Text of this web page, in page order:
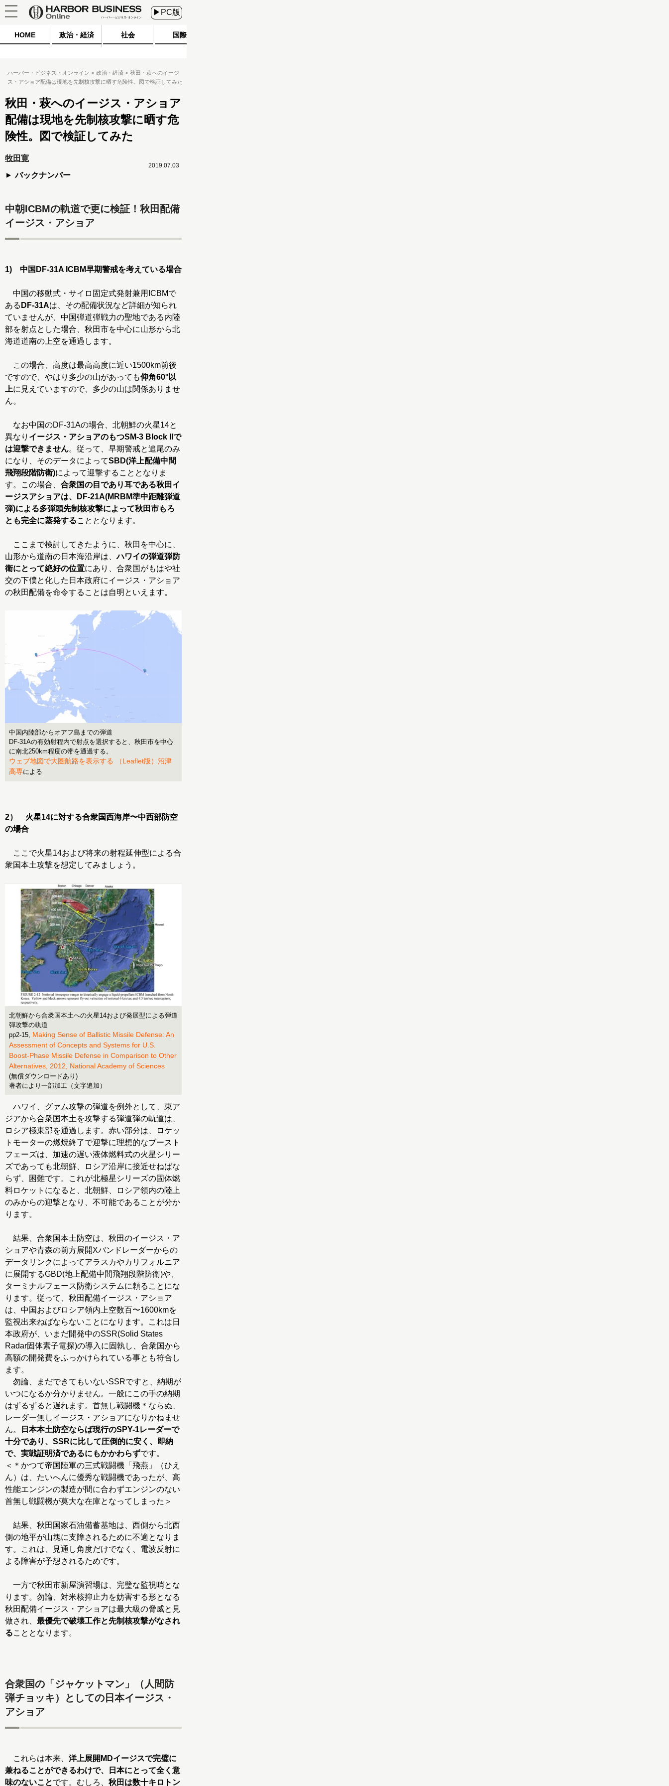
▶PC版
HOME 政治・経済 社会 国際
ハーバー・ビジネス・オンライン 政治・経済
秋田・萩へのイージ
ス・アショア配備は現地を先制核攻撃に晒す危険性。図で検証してみた
秋田・萩へのイージス・アショア
配備は現地を先制核攻撃に晒す危
険性。図で検証してみた
牧田寛
バックナンバー
2019.07.03
中朝ICBMの軌道で更に検証！秋田配備
イージス・アショア
1) 中国DF-31A ICBM早期警戒を考えている場合
中国の移動式・サイロ固定式発射兼用ICBMで
ある DF-31Aは、その配備状況など詳細が知られ
ていませんが、中国弾道弾戦力の聖地である内陸
部を射点とした場合、秋田市を中心に山形から北
海道道南の上空を通過します。
この場合、高度は最高高度に近い1500km前後
ですので、やはり多少の山があっても仰角60°以
上に見えていますので、多少の山は関係ありませ
ん。
なお中国のDF-31Aの場合、北朝鮮の火星14と
異なり イージス・アショアのもつSM-3 Block IIで
は迎撃できません。従って、早期警戒と追尾のみ
になり、そのデータによってSBD(洋上配備中間
飛翔段階防衛)によって迎撃することとなりま
す。この場合、 合衆国の目であり耳である秋田イ
ージスアショアは、DF-21A(MRBM準中距離弾道
弾)による多弾頭先制核攻撃によって秋田市もろ
とも完全に蒸発することとなります。
ここまで検討してきたように、秋田を中心に、
山形から道南の日本海沿岸は、ハワイの弾道弾防
衛にとって絶好の位置にあり、合衆国がもはや社
交の下僕と化した日本政府にイージス・アショア
の秋田配備を命令することは自明といえます。
中国内陸部からオアフ島までの弾道
DF-31Aの有効射程内で射点を選択すると、秋田市を中心
に南北250km程度の帯を通過する。
ウェブ地図で大圏航路を表示する （Leaflet版）沼津
高専による
2） 火星14に対する合衆国西海岸〜中西部防空
の場合
ここで火星14および将来の射程延伸型による合
衆国本土攻撃を想定してみましょう。
北朝鮮から合衆国本土への火星14および発展型による弾道
弾攻撃の軌道
pp2-15, Making Sense of Ballistic Missile Defense: An
Assessment of Concepts and Systems for U.S.
Boost-Phase Missile Defense in Comparison to Other
Alternatives, 2012, National Academy of Sciences
(無償ダウンロードあり)
著者により一部加工（文字追加）
ハワイ、グァム攻撃の弾道を例外として、東ア
ジアから合衆国本土を攻撃する弾道弾の軌道は、
ロシア極東部を通過します。赤い部分は、ロケッ
トモーターの燃焼終了で迎撃に理想的なブースト
フェーズは、加速の遅い液体燃料式の火星シリー
ズであっても北朝鮮、ロシア沿岸に接近せねばな
らず、困難です。これが北極星シリーズの固体燃
料ロケットになると、北朝鮮、ロシア領内の陸上
のみからの迎撃となり、不可能であることが分か
ります。
結果、合衆国本土防空は、秋田のイージス・ア
ショアや青森の前方展開Xバンドレーダーからの
データリンクによってアラスカやカリフォルニア
に展開するGBD(地上配備中間飛翔段階防衛)や、
ターミナルフェース防衛システムに頼ることにな
ります。従って、秋田配備イージス・アショア
は、中国およびロシア領内上空数百〜1600kmを
監視出来ねばならないことになります。これは日
本政府が、いまだ開発中のSSR(Solid States
Radar固体素子電探)の導入に固執し、合衆国から
高額の開発費をふっかけられている事とも符合し
ます。
勿論、まだできてもいないSSRですと、納期が
いつになるか分かりません。一般にこの手の納期
はずるずると遅れます。首無し戦闘機＊ならぬ、
レーダー無しイージス・アショアになりかねませ
ん。
日本本土防空ならば現行のSPY-1レーダーで
十分であり、SSRに比して圧倒的に安く、即納
で、実戦証明済であるにもかかわらずです。
＜＊かつて帝国陸軍の三式戦闘機「飛燕」（ひえ
ん）は、たいへんに優秀な戦闘機であったが、高
性能エンジンの製造が間に合わずエンジンのない
首無し戦闘機が莫大な在庫となってしまった＞
結果、秋田国家石油備蓄基地は、西側から北西
側の地平が山塊に支障されるために不適となりま
す。これは、見通し角度だけでなく、電波反射に
よる障害が予想されるためです。
一方で秋田市新屋演習場は、完璧な監視哨とな
ります。勿論、対米核抑止力を妨害する形となる
秋田配備イージス・アショアは最大級の脅威と見
做され、 最優先で破壊工作と先制核攻撃がなされ
ることとなります。
合衆国の「ジャケットマン」（人間防
弾チョッキ）としての日本イージス・
アショア
これらは本来、 洋上展開MDイージスで完璧に
兼ねることができるわけで、日本にとって全く意
味のないことです。むしろ、 秋田は数十キロトン